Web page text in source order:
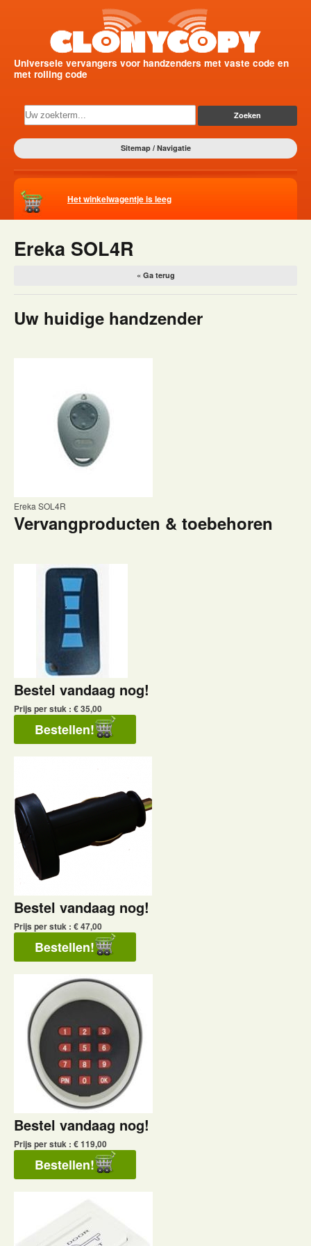
Universele vervangers voor handzenders met vaste code en
met rolling code
Sitemap / Navigatie
Het winkelwagentje is leeg
Ereka SOL4R
« Ga terug
Uw huidige handzender
Ereka SOL4R
Vervangproducten & toebehoren
Bestel vandaag nog!
Prijs per stuk : € 35,00
Bestel vandaag nog!
Prijs per stuk : € 47,00
Bestel vandaag nog!
Prijs per stuk : € 119,00